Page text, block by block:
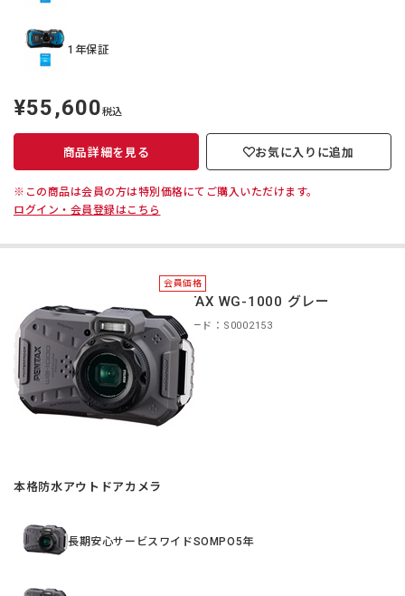
1年保証
定
価
¥55,600税込
商品詳細を見る お気に入りに追加
※この商品は会員の方は特別価格にてご購入いただけます。
ログイン・会員登録はこちら
会員価格
PENTAX WG-1000 グレー
商品コード：S0002153
本格防水アウトドアカメラ
長期安心サービスワイドSOMPO5年